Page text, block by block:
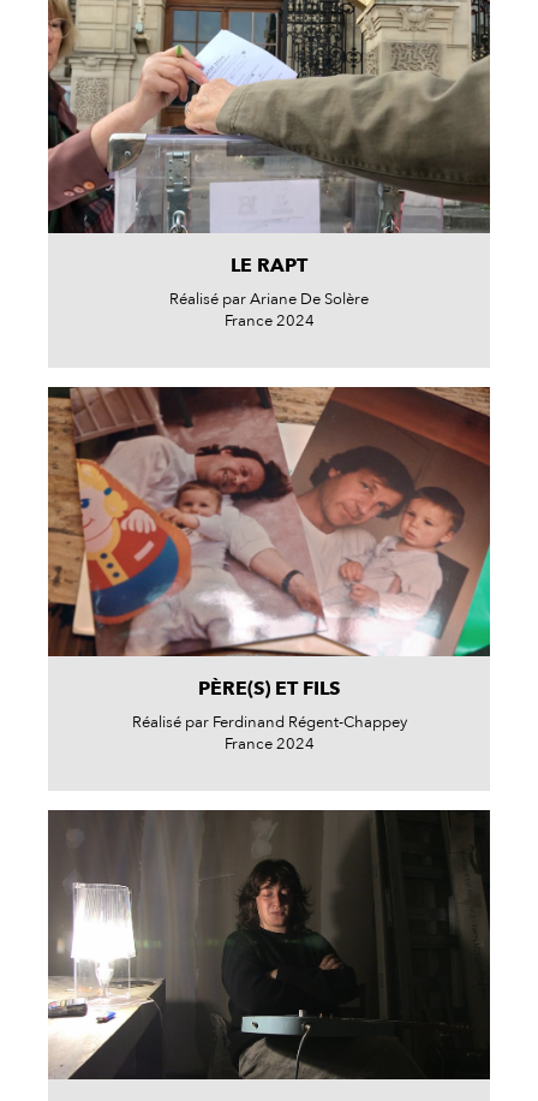
LE RAPT
Réalisé par Ariane De Solère
France 2024
PÈRE(S) ET FILS
Réalisé par Ferdinand Régent-Chappey
France 2024